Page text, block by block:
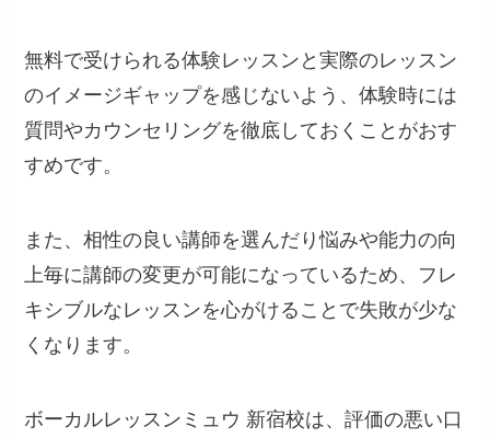
無料で受けられる体験レッスンと実際のレッスン
のイメージギャップを感じないよう、体験時には
質問やカウンセリングを徹底しておくことがおす
すめです。
また、相性の良い講師を選んだり悩みや能力の向
上毎に講師の変更が可能になっているため、フレ
キシブルなレッスンを心がけることで失敗が少な
くなります。
ボーカルレッスンミュウ 新宿校は、評価の悪い口